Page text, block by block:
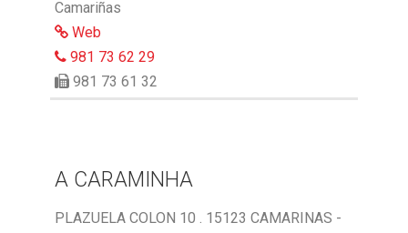
Camariñas
Web
981 73 62 29
981 73 61 32
A CARAMINHA
PLAZUELA COLON 10 . 15123 CAMARINAS -